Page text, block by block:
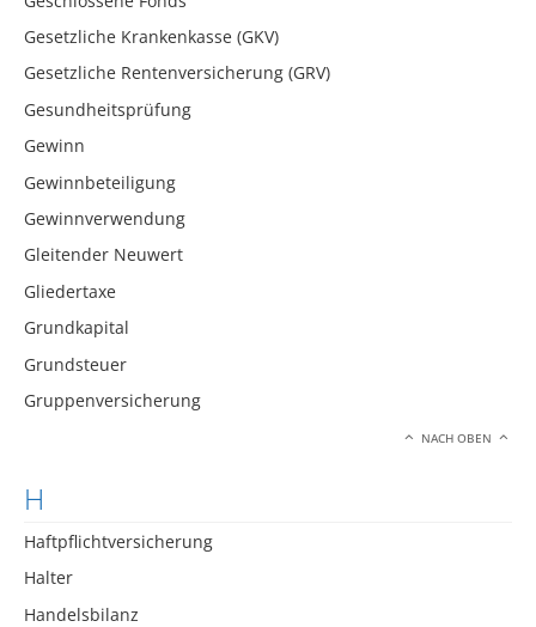
Gesetzliche Krankenkasse (GKV)
Gesetzliche Rentenversicherung (GRV)
Gesundheitsprüfung
Gewinn
Gewinnbeteiligung
Gewinnverwendung
Gleitender Neuwert
Gliedertaxe
Grundkapital
Grundsteuer
Gruppenversicherung
NACH OBEN
H
Haftpflichtversicherung
Halter
Handelsbilanz